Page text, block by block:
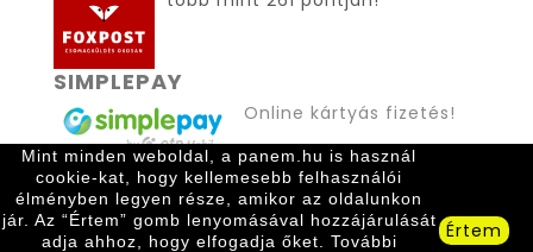
SIMPLEPAY
Online kártyás fizetés!
Mint minden weboldal, a panem.hu is használ
cookie-kat, hogy kellemesebb felhasználói
élményben legyen része, amikor az oldalunkon
jár. Az “Értem” gomb lenyomásával hozzájárulását
adja ahhoz, hogy elfogadja őket. További
Értem